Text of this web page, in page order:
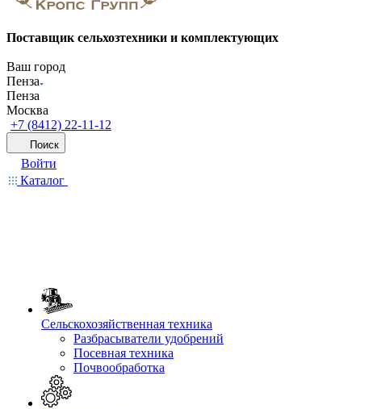
Поставщик сельхозтехники и комплектующих
Ваш город
Пенза
Пенза
Москва
+7 (8412) 22-11-12
Поиск
Войти
Каталог
Сельскохозяйственная техника
Разбрасыватели удобрений
Посевная техника
Почвообработка